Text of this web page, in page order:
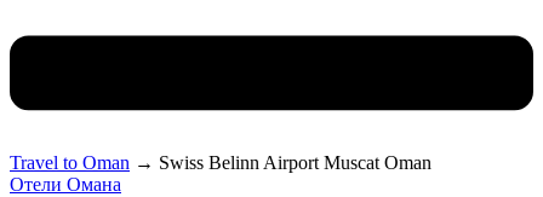
Travel to Oman → Swiss Belinn Airport Muscat Oman
Отели Омана